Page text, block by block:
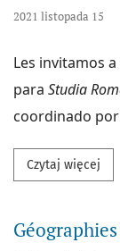
2021 listopada 15
Les invitamos
para Studia
coordinado por
Czytaj więcej